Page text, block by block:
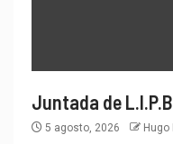
Juntada de
5 agosto, 2026 Hugo